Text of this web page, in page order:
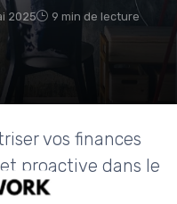
2025 9 min de lecture
vos finances
proactive dans le